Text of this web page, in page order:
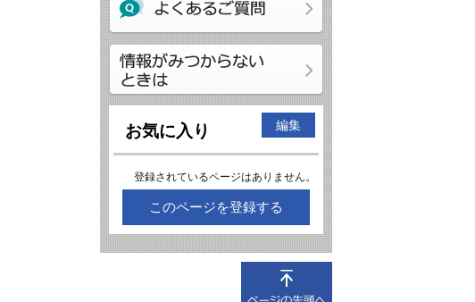
お気に入り 編集
登録されているページはありません。
このページを登録する